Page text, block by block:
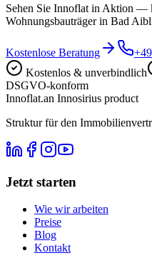
Sehen Sie Innoflat in Aktion —
Wohnungsbauträger in Bad
Kostenlose Beratung
Kostenlos & unverbindlich
DSGVO-konform
Innoflat.an Innosirius product
Struktur für den
Jetzt starten
Wie wir arbeiten
Preise
Blog
Kontakt